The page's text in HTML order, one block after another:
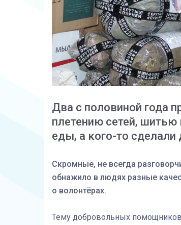
Два с половиной года
плетению сетей, шитью
еды, а кого-то
Скромные, не всегда
обнажило в людях разные
о волонтёрах.
Тему добровольных